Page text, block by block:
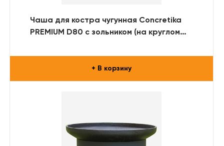
Чаша для костра чугунная Concretika
PREMIUM D80 с зольником (на круглом
+ В корзину